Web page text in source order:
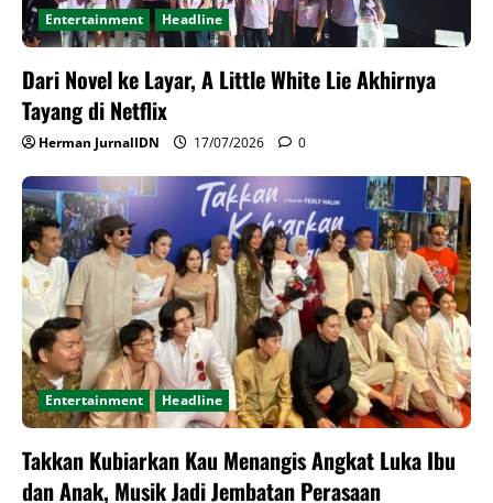
Entertainment Headline
Dari Novel ke Layar, A Little White Lie Akhirnya
Tayang di Netflix
Herman JurnalIDN 17/07/2026 0
Entertainment Headline
Takkan Kubiarkan Kau Menangis Angkat Luka Ibu
dan Anak, Musik Jadi Jembatan Perasaan